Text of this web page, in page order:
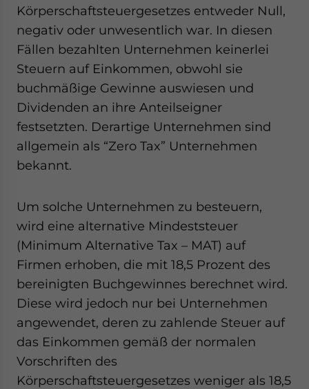
Körperschaftsteuergesetzes entweder Null,
negativ oder unwesentlich war. In diesen
Fällen bezahlten Unternehmen keinerlei
Steuern auf Einkommen, obwohl sie
buchmäßige Gewinne auswiesen und
Dividenden an ihre Anteilseigner
festsetzten. Derartige Unternehmen sind
allgemein als “Zero Tax” Unternehmen
bekannt.
Um solche Unternehmen zu besteuern,
wird eine alternative Mindeststeuer
(Minimum Alternative Tax – MAT) auf
Firmen erhoben, die mit 18,5 Prozent des
bereinigten Buchgewinnes berechnet wird.
Diese wird jedoch nur bei Unternehmen
angewendet, deren zu zahlende Steuer auf
das Einkommen gemäß der normalen
Vorschriften des
Körperschaftsteuergesetzes weniger als 18,5